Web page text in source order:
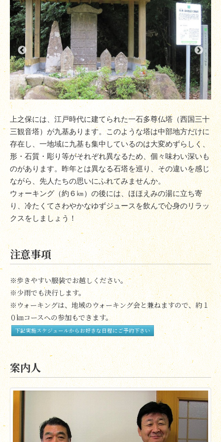
上之保には、江戸時代に建てられた一石多尊仏塔（西国三十
三観音塔）が九基あります。このような塔は中部地方だけに
存在し、一地域に九基も集中しているのは大変めずらしく、
形・石質・彫り等がそれぞれ異なるため、個々味わい深いも
のがあります。昨年とは異なる石塔を巡り、その違いを感じ
ながら、先人たちの思いにふれてみませんか。
ウォーキング（約６㎞）の後には、ほほえみの湯に立ち寄
り、冷たくてさわやかなゆずジュースを飲んで心身のリラッ
クスをしましょう！
注意事項
※歩きやすい服装でお越しください。
※少雨でも決行します。
※ウォーキングは、地域のウォーキング会と兼ねますので、約１
０㎞コースへの参加もできます。
下記実施スケジュールからお好きな日程にご予約下さい
案内人